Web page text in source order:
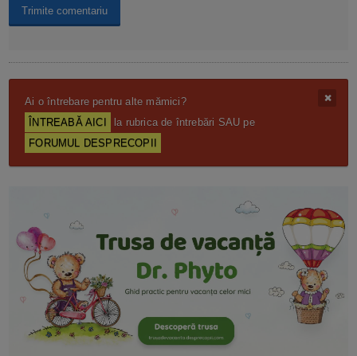
Ai o întrebare pentru alte mămici?
ÎNTREABĂ AICI
la rubrica de întrebări SAU pe
FORUMUL DESPRECOPII